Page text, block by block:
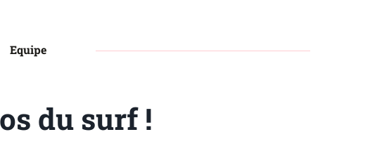
Equipe
du surf !